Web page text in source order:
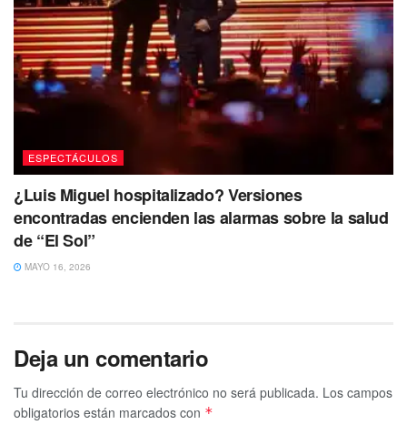
ESPECTÁCULOS
¿Luis Miguel hospitalizado? Versiones
encontradas encienden las alarmas sobre la salud
de “El Sol”
MAYO 16, 2026
Deja un comentario
Tu dirección de correo electrónico no será publicada. Los campos
obligatorios están marcados con *